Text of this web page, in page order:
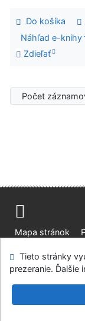
Do košíka
Náhľad e-knihy
Zdieľať
Počet
Mapa stránok
Tieto stránky
prezeranie. Ďalšie